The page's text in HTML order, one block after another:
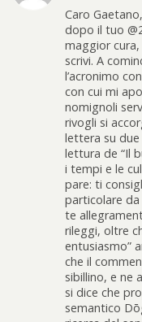
Caro Gaetano,
dopo il tuo
maggior
scrivi. A
l’acronimo
con cui mi
nomignoli
rivogli si
lettera su due
lettura de “Il
i tempi e le
pare: ti
particolare
te
rileggi, oltre
entusiasmo”
che il
sibillino, e ne
si dice che
semantico